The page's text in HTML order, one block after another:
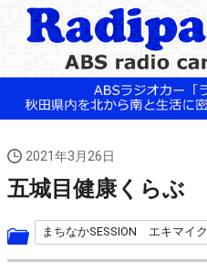
2021年3月26日
五城目健康くらぶ
まちなかSESSION エキマイク